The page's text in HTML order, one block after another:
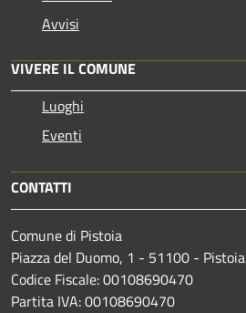
Avvisi
VIVERE IL COMUNE
Luoghi
Eventi
CONTATTI
Comune di Pistoia
Piazza del Duomo, 1 - 51100 - Pistoia
Codice Fiscale: 00108690470
Partita IVA: 00108690470